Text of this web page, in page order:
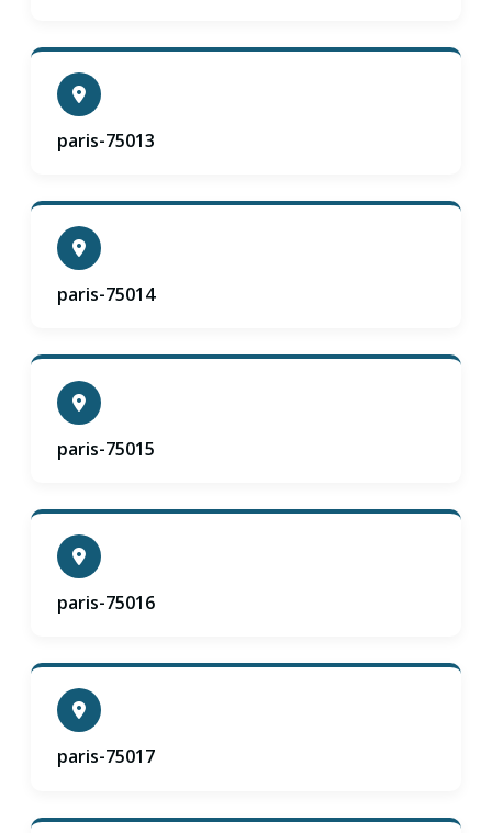
paris-75013
paris-75014
paris-75015
paris-75016
paris-75017